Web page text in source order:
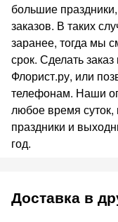
большие
заказов. В таких
заранее, тогда мы
срок. Сделать
Флорист.ру, или
телефонам. Наши
любое время
праздники и
год.
Доставка в